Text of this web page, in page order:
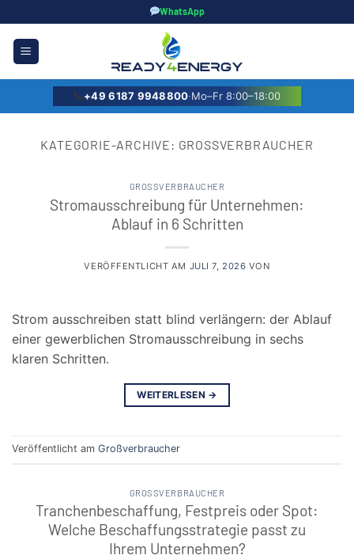
springen
WhatsApp
+49 6187 9948800·Mo–Fr 8:00–18:00
KATEGORIE-ARCHIVE: GROSSVERBRAUCHER
GROSSVERBRAUCHER
Stromausschreibung für Unternehmen:
Ablauf in 6 Schritten
VERÖFFENTLICHT AM JULI 7, 2026 VON
Strom ausschreiben statt blind verlängern: der Ablauf
einer gewerblichen Stromausschreibung in sechs
klaren Schritten.
WEITERLESEN →
Veröffentlicht am Großverbraucher
GROSSVERBRAUCHER
Tranchenbeschaffung, Festpreis oder Spot:
Welche Beschaffungsstrategie passt zu
Ihrem Unternehmen?